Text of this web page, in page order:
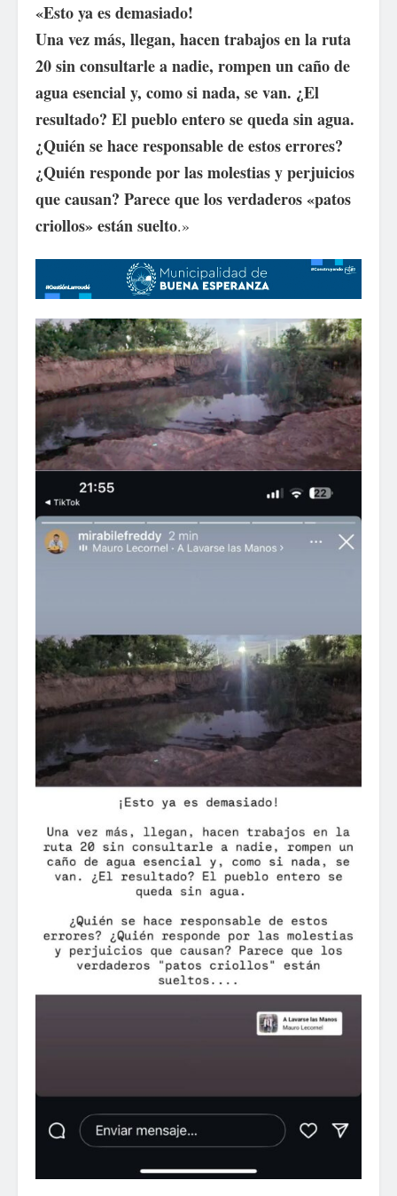
«Esto ya es demasiado!
Una vez más, llegan, hacen trabajos en la ruta
20 sin consultarle a nadie, rompen un caño de
agua esencial y, como si nada, se van. ¿El
resultado? El pueblo entero se queda sin agua.
¿Quién se hace responsable de estos errores?
¿Quién responde por las molestias y perjuicios
que causan? Parece que los verdaderos «patos
criollos» están suelto.»